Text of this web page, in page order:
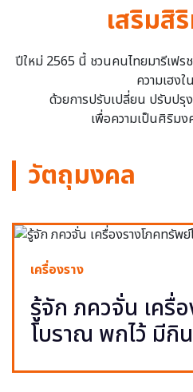
เสริมสิ
ปีใหม่ 2565 นี้ ชวนคนไทยมารีเฟร
ความเฮงใ
ด้วยการปรับเปลี่ยน ปรับปรุ
เพื่อความเป็นศิริม
วัตถุมงคล
เครื่องราง
รู้จัก ภควจั่น เครื่
โบราณ พกไว้ มีกิ